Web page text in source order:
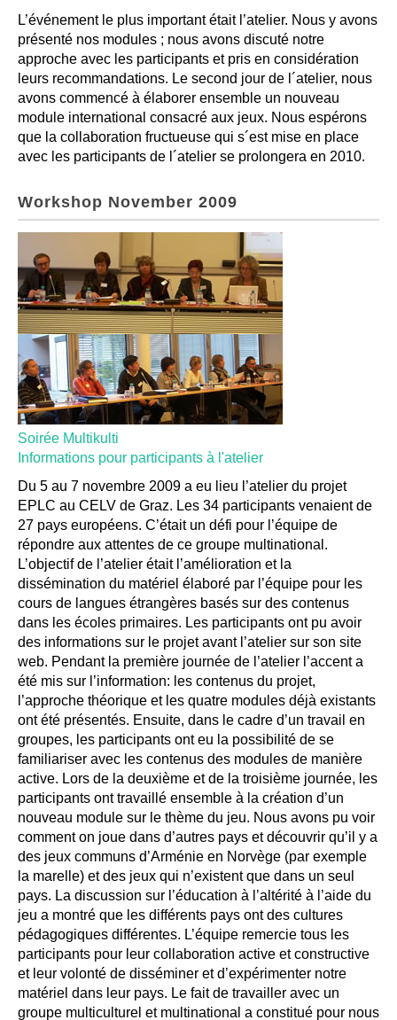
L’événement le plus important était l’atelier. Nous y avons
présenté nos modules ; nous avons discuté notre
approche avec les participants et pris en considération
leurs recommandations. Le second jour de l´atelier, nous
avons commencé à élaborer ensemble un nouveau
module international consacré aux jeux. Nous espérons
que la collaboration fructueuse qui s´est mise en place
avec les participants de l´atelier se prolongera en 2010.
Workshop November 2009
Soirée Multikulti
Informations pour participants à l'atelier
Du 5 au 7 novembre 2009 a eu lieu l’atelier du projet
EPLC au CELV de Graz. Les 34 participants venaient de
27 pays européens. C’était un défi pour l’équipe de
répondre aux attentes de ce groupe multinational.
L’objectif de l’atelier était l’amélioration et la
dissémination du matériel élaboré par l’équipe pour les
cours de langues étrangères basés sur des contenus
dans les écoles primaires. Les participants ont pu avoir
des informations sur le projet avant l’atelier sur son site
web. Pendant la première journée de l’atelier l’accent a
été mis sur l’information: les contenus du projet,
l’approche théorique et les quatre modules déjà existants
ont été présentés. Ensuite, dans le cadre d’un travail en
groupes, les participants ont eu la possibilité de se
familiariser avec les contenus des modules de manière
active. Lors de la deuxième et de la troisième journée, les
participants ont travaillé ensemble à la création d’un
nouveau module sur le thème du jeu. Nous avons pu voir
comment on joue dans d’autres pays et découvrir qu’il y a
des jeux communs d’Arménie en Norvège (par exemple
la marelle) et des jeux qui n’existent que dans un seul
pays. La discussion sur l’éducation à l’altérité à l’aide du
jeu a montré que les différents pays ont des cultures
pédagogiques différentes. L’équipe remercie tous les
participants pour leur collaboration active et constructive
et leur volonté de disséminer et d’expérimenter notre
matériel dans leur pays. Le fait de travailler avec un
groupe multiculturel et multinational a constitué pour nous